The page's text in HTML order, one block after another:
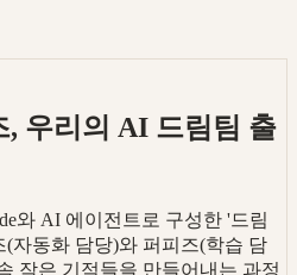
, 우리의 AI 드림팀 출
와 AI 에이전트로 구성한 '드림
자동화 담당)와 퍼피즈(학습 담
작은 기적들을 만들어내는 과정